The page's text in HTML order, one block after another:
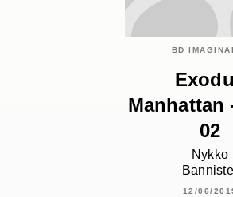
BD
Manhattan
02
Nykko
12/06/